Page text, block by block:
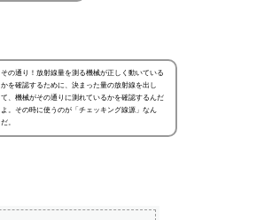
その通り！放射線量を測る機械が正しく動いている
かを確認するために、決まった量の放射線を出し
て、機械がその通りに測れているかを確認するんだ
よ。その時に使うのが「チェッキング線源」なん
だ。